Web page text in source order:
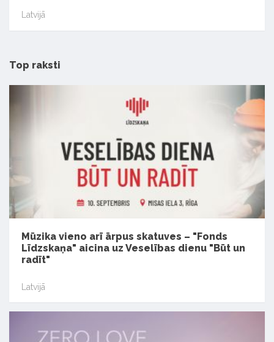
Latvijā
Top raksti
Mūzika vieno arī ārpus skatuves – "Fonds
Līdzskaņa" aicina uz Veselības dienu "Būt un
radīt"
Latvijā